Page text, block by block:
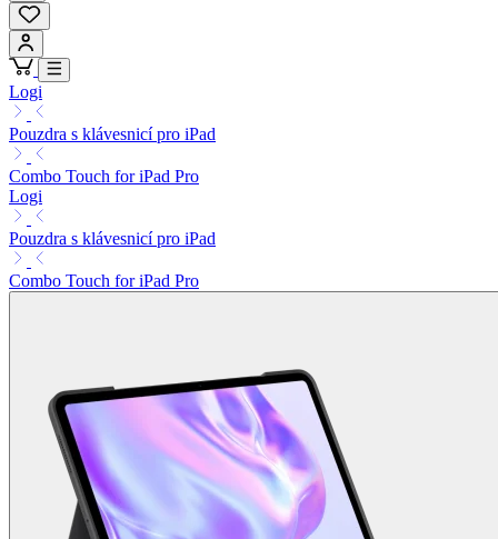
Logi
Pouzdra s klávesnicí pro iPad
Combo Touch for iPad Pro
Logi
Pouzdra s klávesnicí pro iPad
Combo Touch for iPad Pro